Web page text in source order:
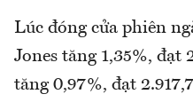
Lúc đóng cửa phiên
Jones tăng 1,35%, đạt
tăng 0,97%, đạt